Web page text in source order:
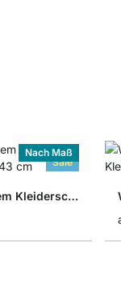
Sale
Nach Maß
WALK-IN 351 Regalsystem Kleiderschrank